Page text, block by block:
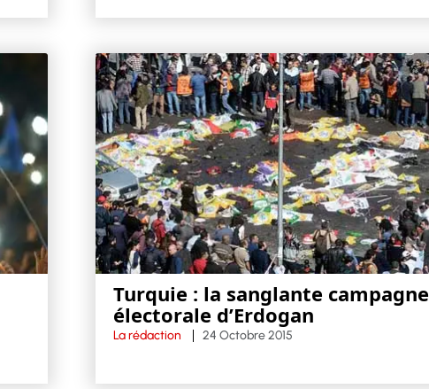
Turquie : la sanglante campagne
électorale d’Erdogan
La rédaction 24 Octobre 2015